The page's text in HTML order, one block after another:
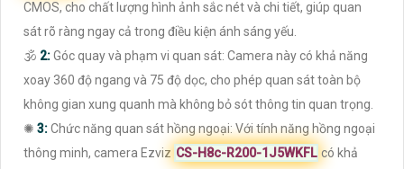
CMOS, cho chất lượng hình ảnh sắc nét và chi tiết, giúp quan
sát rõ ràng ngay cả trong điều kiện ánh sáng yếu.
🕉️ 2:Góc quay và phạm vi quan sát: Camera này có khả năng
xoay 360 độ ngang và 75 độ dọc, cho phép quan sát toàn bộ
không gian xung quanh mà không bỏ sót thông tin quan trọng.
✺ 3:Chức năng quan sát hồng ngoại: Với tính năng hồng ngoại
thông minh, camera Ezviz CS-H8c-R200-1J5WKFL có khả